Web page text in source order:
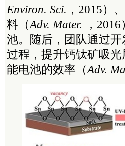
Environ. Sci. ，2015）
料（Adv. Mater. ，
池。随后，团队通过
过程，提升钙钛矿吸
能电池的效率（Adv.